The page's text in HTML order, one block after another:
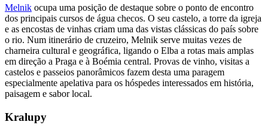
Melnik ocupa uma posição de destaque sobre o ponto de encontro
dos principais cursos de água checos. O seu castelo, a torre da igreja
e as encostas de vinhas criam uma das vistas clássicas do país sobre
o rio. Num itinerário de cruzeiro, Melnik serve muitas vezes de
charneira cultural e geográfica, ligando o Elba a rotas mais amplas
em direção a Praga e à Boémia central. Provas de vinho, visitas a
castelos e passeios panorâmicos fazem desta uma paragem
especialmente apelativa para os hóspedes interessados em história,
paisagem e sabor local.
Kralupy